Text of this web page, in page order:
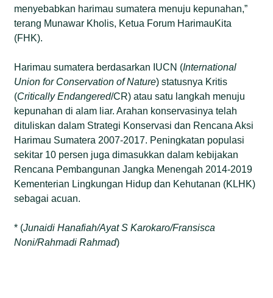
menyebabkan harimau sumatera menuju kepunahan,”
terang Munawar Kholis, Ketua Forum HarimauKita
(FHK).
Harimau sumatera berdasarkan IUCN (International
Union for Conservation of Nature) statusnya Kritis
(Critically Endangered/CR) atau satu langkah menuju
kepunahan di alam liar. Arahan konservasinya telah
dituliskan dalam Strategi Konservasi dan Rencana Aksi
Harimau Sumatera 2007-2017. Peningkatan populasi
sekitar 10 persen juga dimasukkan dalam kebijakan
Rencana Pembangunan Jangka Menengah 2014-2019
Kementerian Lingkungan Hidup dan Kehutanan (KLHK)
sebagai acuan.
* (Junaidi Hanafiah/Ayat S Karokaro/Fransisca
Noni/Rahmadi Rahmad)